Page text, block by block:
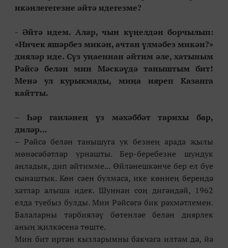
икәнлегегезне әйтә идегезме?
- Әйтә идем. Алар, чын күңелдән борчылып:
«Ничек яшәрбез микән, ачтан үлмәбез микән?»
дияләр иде. Сүз уңаеннан әйтим әле, хатыным
Рәйсә белән мин Мәскәүдә таныштым бит!
Менә ул курыкмады, миңа ияреп Казанга
кайтты.
– Һәр гаиләнең үз мәхәббәт тарихы бар,
диләр...
– Рәйсә белән танышуга ук безнең арада җылы
мөнәсәбәтләр урнашты. Бер-беребезне шундук
аңладык, дип әйтимме... Өйләнешкәнче бер ел буе
сынаштык. Көн саен булмаса, ике көннең берендә
хатлар алыша идек. Шуннан соң дигәндәй, 1962
елда туебыз булды. Мин Рәйсәгә бик рәхмәтлемен.
Балаларны тәрбияләү бөтенләе белән диярлек
аның җилкәсенә төште.
Мин бит иртән кызларымны бакчага илтәм дә, йә